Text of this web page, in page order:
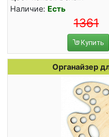
Наличие: Есть
1361
Купить
Органайзер